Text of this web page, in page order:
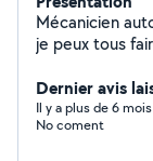
Mécanicien
je peux tous
Mécanicien
tonte pelouse
moi et je vous réponds 6. 9. 5.
Dernier avis
Il y a plus de 6 mois
No coment